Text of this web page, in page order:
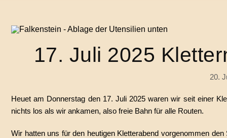
17. Juli 2025
20.
Heuet am Donnerstag den 17. Juli 2025 waren wir seit einer
nichts los als wir ankamen, also freie Bahn für alle Routen.
Wir hatten uns für den heutigen Kletterabend vorgenommen